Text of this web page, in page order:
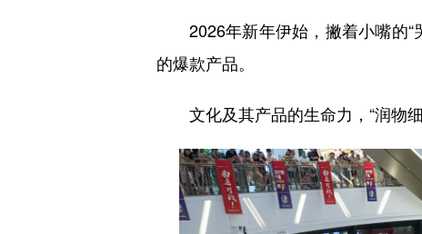
2026年新年伊始，撇着小嘴的“
的爆款产品。
文化及其产品的生命力，“润物细